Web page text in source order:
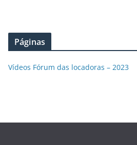
Páginas
Vídeos Fórum das locadoras – 2023